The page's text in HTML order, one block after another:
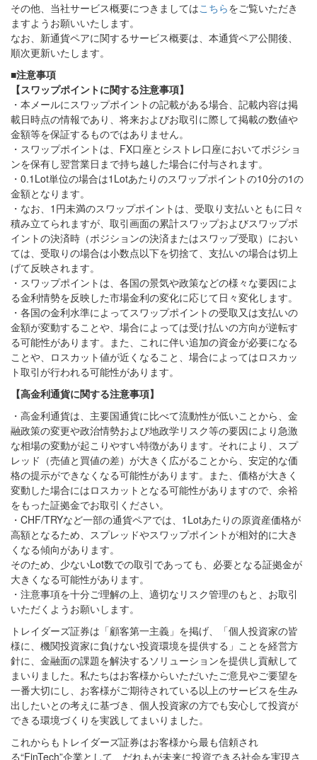
その他、当社サービス概要につきましてはこちらをご覧いただき
ますようお願いいたします。
なお、新通貨ペアに関するサービス概要は、本通貨ペア公開後、
順次更新いたします。
■注意事項
【スワップポイントに関する注意事項】
・本メールにスワップポイントの記載がある場合、記載内容は掲
載日時点の情報であり、将来およびお取引に際して掲載の数値や
金額等を保証するものではありません。
・スワップポイントは、FX口座とシストレ口座においてポジショ
ンを保有し翌営業日まで持ち越した場合に付与されます。
・0.1Lot単位の場合は1Lotあたりのスワップポイントの10分の1の
金額となります。
・なお、1円未満のスワップポイントは、受取り支払いともに日々
積み立てられますが、取引画面の累計スワップおよびスワップポ
イントの決済時（ポジションの決済またはスワップ受取）におい
ては、受取りの場合は小数点以下を切捨て、支払いの場合は切上
げて反映されます。
・スワップポイントは、各国の景気や政策などの様々な要因によ
る金利情勢を反映した市場金利の変化に応じて日々変化します。
・各国の金利水準によってスワップポイントの受取又は支払いの
金額が変動することや、場合によっては受け払いの方向が逆転す
る可能性があります。また、これに伴い追加の資金が必要になる
ことや、ロスカット値が近くなること、場合によってはロスカッ
ト取引が行われる可能性があります。
【高金利通貨に関する注意事項】
・高金利通貨は、主要国通貨に比べて流動性が低いことから、金
融政策の変更や政治情勢および地政学リスク等の要因により急激
な相場の変動が起こりやすい特徴があります。それにより、スプ
レッド（売値と買値の差）が大きく広がることから、安定的な価
格の提示ができなくなる可能性があります。また、価格が大きく
変動した場合にはロスカットとなる可能性がありますので、余裕
をもった証拠金でお取引ください。
・CHF/TRYなど一部の通貨ペアでは、1Lotあたりの原資産価格が
高額となるため、スプレッドやスワップポイントが相対的に大き
くなる傾向があります。
そのため、少ないLot数での取引であっても、必要となる証拠金が
大きくなる可能性があります。
・注意事項を十分ご理解の上、適切なリスク管理のもと、お取引
いただくようお願いします。
トレイダーズ証券は「顧客第一主義」を掲げ、「個人投資家の皆
様に、機関投資家に負けない投資環境を提供する」ことを経営方
針に、金融面の課題を解決するソリューションを提供し貢献して
まいりました。私たちはお客様からいただいたご意見やご要望を
一番大切にし、お客様がご期待されている以上のサービスを生み
出したいとの考えに基づき、個人投資家の方でも安心して投資が
できる環境づくりを実践してまいりました。
これからもトレイダーズ証券はお客様から最も信頼され
る“FinTech”企業として、だれもが未来に投資できる社会を実現さ